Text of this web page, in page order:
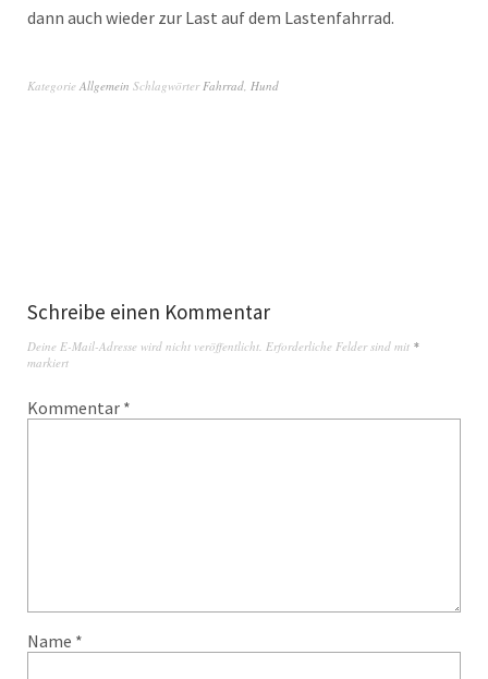
dann auch wieder zur Last auf dem Lastenfahrrad.
Kategorie Allgemein Schlagwörter Fahrrad Hund
Schreibe einen Kommentar
Deine E-Mail-Adresse wird nicht veröffentlicht. Erforderliche Felder sind mit *
markiert
Kommentar *
Name *